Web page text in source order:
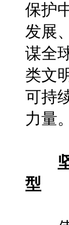
保护
发展
谋全
类文
可持
力量。
型